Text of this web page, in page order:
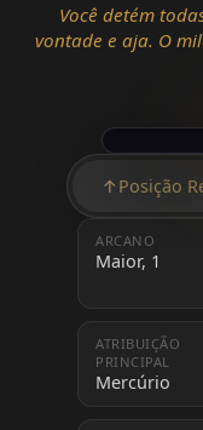
Você detém
vontade e aja. O
↑ Posição
ARCANO
Maior, 1
ATRIBUIÇÃO
PRINCIPAL
Mercúrio